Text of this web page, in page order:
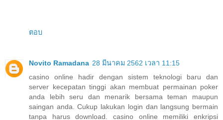
ตอบ
Novito Ramadana 28 มีนาคม 2562 เวลา 11:15
casino online hadir dengan sistem teknologi baru dan
server kecepatan tinggi akan membuat permainan poker
anda lebih seru dan menarik bersama teman maupun
saingan anda. Cukup lakukan login dan langsung bermain
tanpa harus download. casino online memiliki enkripsi